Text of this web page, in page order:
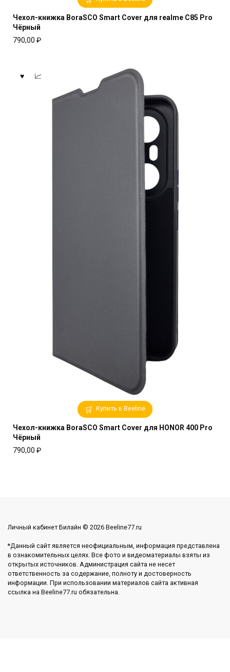
Чехол-книжка BoraSCO Smart Cover для realme C85 Pro
Чёрный
790,00 ₽
Купить в Beeline
Чехол-книжка BoraSCO Smart Cover для HONOR 400 Pro
Чёрный
790,00 ₽
Личный кабинет Билайн © 2026 Beeline77.ru
*Данный сайт является неофициальным, информация представлена
в ознакомительных целях. Все фото и видеоматериалы взяты из
открытых источников. Администрация сайта не несет
ответственность за содержание, полноту и достоверность
информации. При использовании материалов сайта активная
ссылка на Beeline77.ru обязательна.